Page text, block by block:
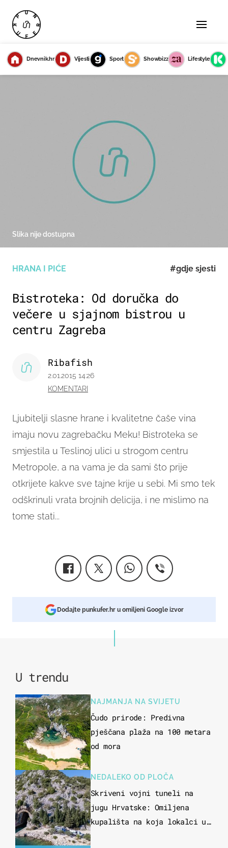
Dnevnik.hr Vijesti Sport Showbizz Lifestyle
HRANA I PIĆE #gdje sjesti
Bistroteka: Od doručka do
večere u sjajnom bistrou u
centru Zagreba
Ljubitelji slasne hrane i kvalitetne čaše vina
imaju novu zagrebačku Meku! Bistroteka se
smjestila u Teslinoj ulici u strogom centru
Metropole, a na vama je da sami što prije
otkrijete kakve sve tajne krije u sebi. Mi smo tek
odškrinuli vrata brojnih delicija, i ne mislimo na
tome stati...
Ribafish
2.01.2015 14:26
KOMENTARI
Slika nije dostupna
Dodajte punkufer.hr u omiljeni Google izvor
U trendu
NAJMANJA NA SVIJETU
Čudo prirode: Predivna
pješčana plaža na 100 metara
od mora
NEDALEKO OD PLOČA
Skriveni vojni tuneli na
jugu Hrvatske: Omiljena
kupališta na koja lokalci u